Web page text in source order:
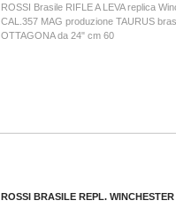
ROSSI Brasile RIFLE A LEVA replica
CAL.357 MAG produzione TAURUS
OTTAGONA da 24" cm 60
ROSSI BRASILE REPL. WINCHESTER